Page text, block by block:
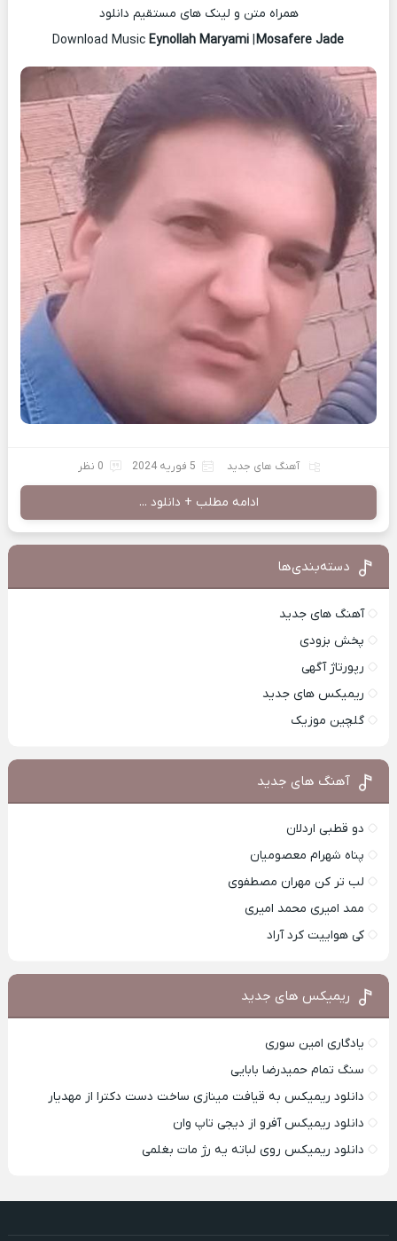
همراه متن و لینک های مستقیم دانلود
Eynollah Maryami |Mosafere Jade
آهنگ های جدید 5 فوریه 2024 0 نظر
ادامه مطلب + دانلود ...
دسته‌بندی‌ها
آهنگ های جدید
پخش بزودی
رپورتاژ آگهی
ریمیکس های جدید
گلچین موزیک
آهنگ های جدید
دو قطبی اردلان
پناه شهرام معصومیان
لب تر کن مهران مصطفوی
ممد امیری محمد امیری
کی هواییت کرد آراد
ریمیکس های جدید
یادگاری امین سوری
سنگ تمام حمیدرضا بابایی
دانلود ریمیکس به قیافت مینازی ساخت دست دکترا از مهدیار
دانلود ریمیکس آفرو از ديجی تاپ وان
دانلود ریمیکس روی لباته یه رژ مات بغلمی